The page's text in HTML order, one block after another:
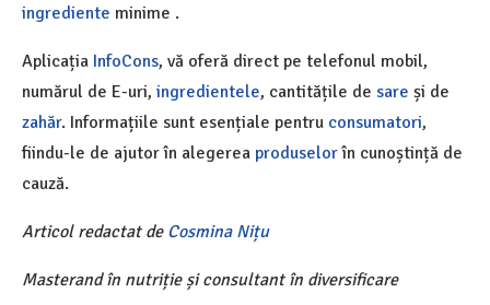
ingrediente minime .
Aplicația InfoCons, vă oferă direct pe telefonul mobil,
numărul de E-uri, ingredientele, cantitățile de sare și de
zahăr. Informațiile sunt esențiale pentru consumatori,
fiindu-le de ajutor în alegerea produselorîn cunoștință de
cauză.
Articol redactat de Cosmina Nițu
Masterand în nutriție și consultant în diversificare